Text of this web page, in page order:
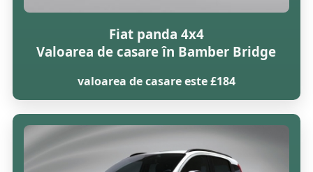
Fiat panda 4x4
Valoarea de casare în Bamber Bridge
valoarea de casare este £184